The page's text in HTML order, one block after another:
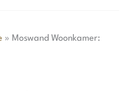
» Moswand Woonkamer: